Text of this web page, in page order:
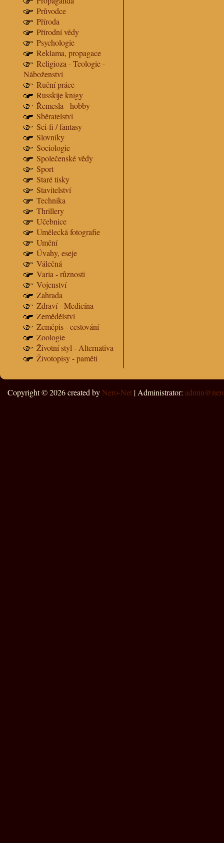
Průvodce
Příroda
Přírodní vědy
Psychologie
Reklama, propagace
Religioza - Teologie -
Náboženství
Ruční práce
Russkije knigy
Řemesla - hobby
Sběratelství
Sci-fi / fantasy
Slovníky
Sociologie
Společenské vědy
Sport
Staré tisky
Stavitelství
Technika
Thrillery
Učebnice
Umělecká fotografie
Umění
Úvahy, eseje
Válečná
Varia - různosti
Vojenství
Zahrada
Zdraví - Medicína
Zemědělství
Zeměpis - cestování
Zoologie
Životní styl - Alternativa
Životopisy - paměti
Copyright © 2026created by Nero-Net | Administrator: